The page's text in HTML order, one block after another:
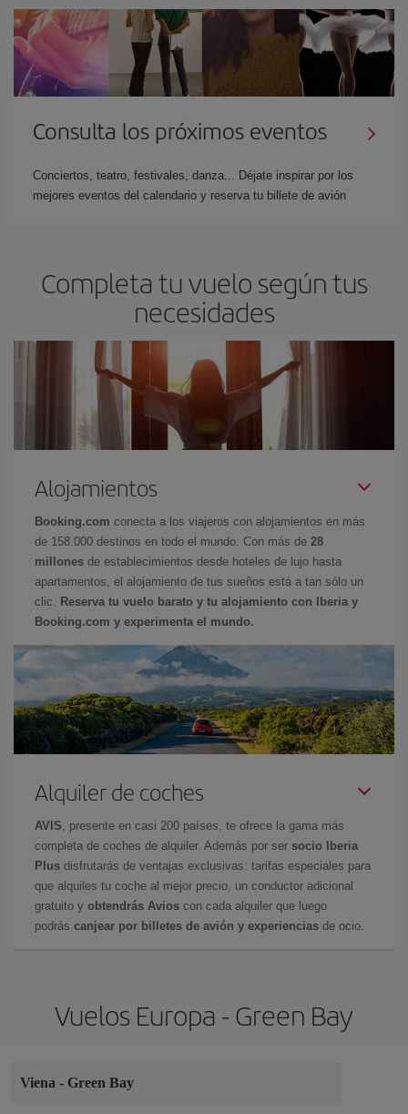
Consulta los próximos eventos
Conciertos, teatro, festivales, danza... Déjate inspirar por los
mejores eventos del calendario y reserva tu billete de avión
Completa tu vuelo según tus
necesidades
Alojamientos
Booking.com conecta a los viajeros con alojamientos en más
de 158.000 destinos en todo el mundo. Con más de 28
millones de establecimientos desde hoteles de lujo hasta
apartamentos, el alojamiento de tus sueños está a tan sólo un
clic.
Reserva tu vuelo barato y tu alojamiento con Iberia y
Booking.com y experimenta el mundo.
Alquiler de coches
AVIS , presente en casi 200 países, te ofrece la gama más
completa de coches de alquiler. Además por ser socio Iberia
Plus disfrutarás de ventajas exclusivas: tarifas especiales para
que alquiles tu coche al mejor precio, un conductor adicional
gratuito y obtendrás Avios con cada alquiler que luego
podrás canjear por billetes de avión y experiencias de ocio.
Vuelos Europa - Green Bay
Viena - Green Bay